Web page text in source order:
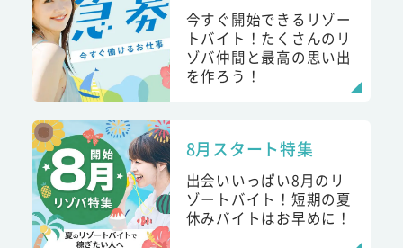
今すぐ開始できるリゾー
トバイト！たくさんのリ
ゾバ仲間と最高の思い出
を作ろう！
8月スタート特集
出会いいっぱい8月のリ
ゾートバイト！短期の夏
休みバイトはお早めに！